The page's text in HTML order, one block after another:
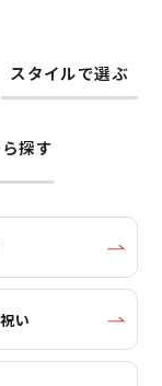
スタイルで選ぶ
探す
い